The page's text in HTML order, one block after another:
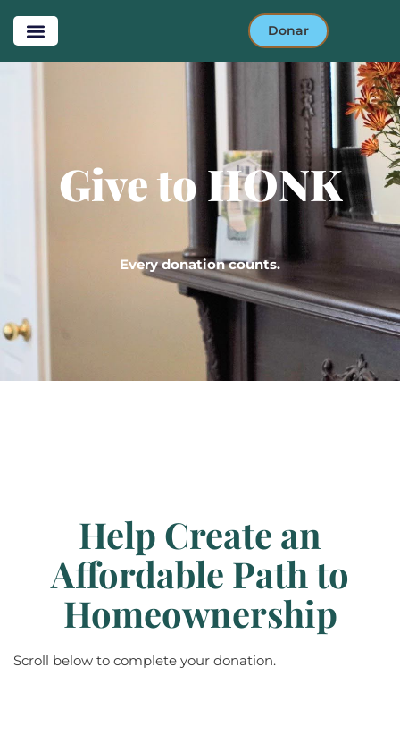
Donar
Give to HONK
Every donation counts.
Help Create an
Affordable Path to
Homeownership
Scroll below to complete your donation.